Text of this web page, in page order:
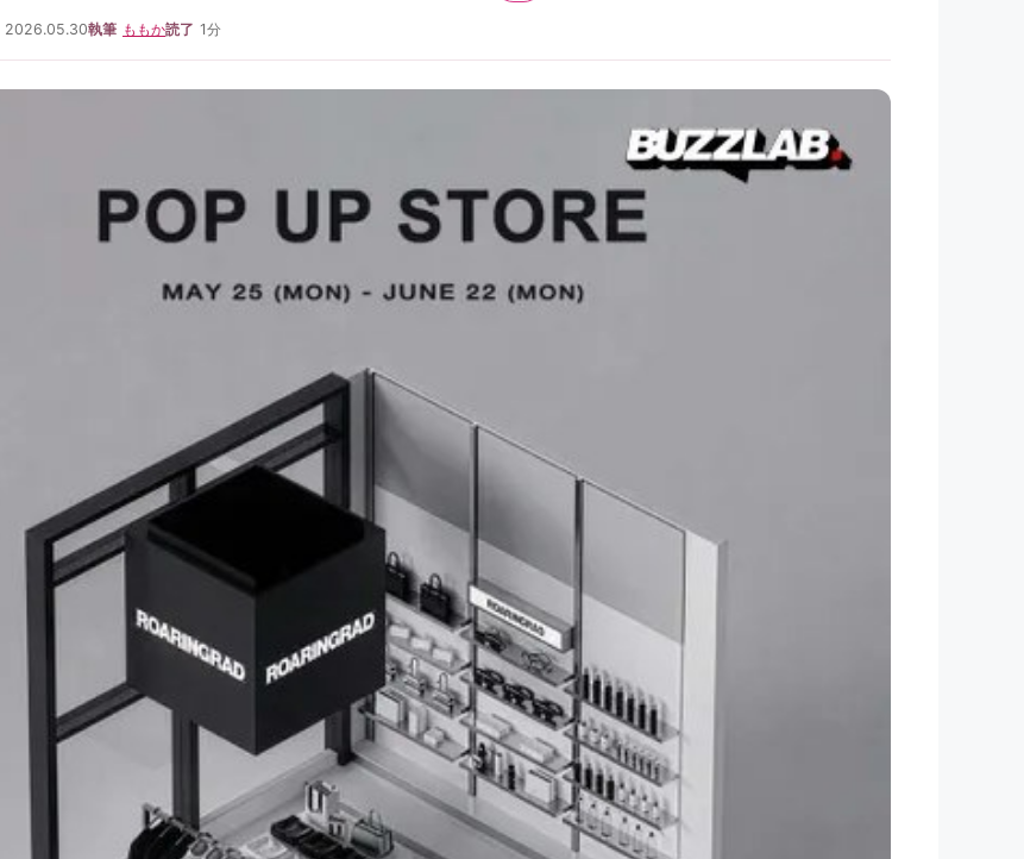
2026.05.30執筆 ももか読了 1分